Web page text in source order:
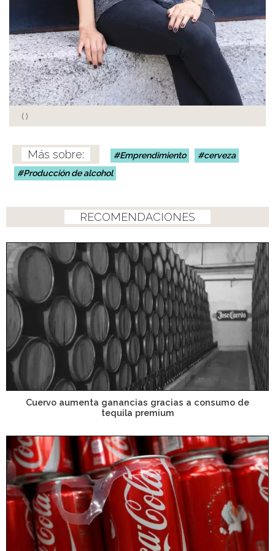
()
Emprendimiento
cerveza
Producción de alcohol
RECOMENDACIONES
Cuervo aumenta ganancias gracias a consumo de
tequila premium